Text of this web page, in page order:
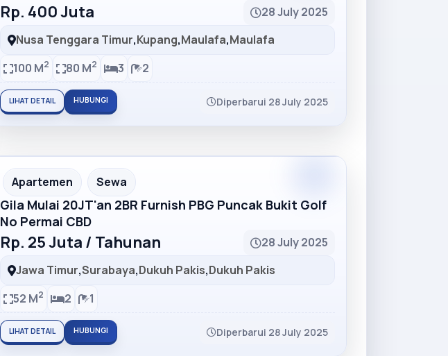
Rp. 400 Juta
28 July 2025
Nusa Tenggara Timur,Kupang,Maulafa,Maulafa
100 M2 80 M2 3 2
LIHAT DETAIL HUBUNGI Diperbarui 28 July 2025
Partner Ad
Apartemen Sewa
Gila Mulai 20JT'an 2BR Furnish PBG Puncak Bukit Golf
No Permai CBD
Rp. 25 Juta / Tahunan
28 July 2025
Jawa Timur,Surabaya,Dukuh Pakis,Dukuh Pakis
52 M2 2 1
LIHAT DETAIL HUBUNGI Diperbarui 28 July 2025